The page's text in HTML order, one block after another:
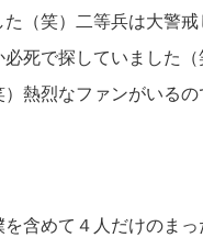
（笑）二等兵は大警
必死で探していました
熱烈なファンがいる
含めて４人だけのまっ